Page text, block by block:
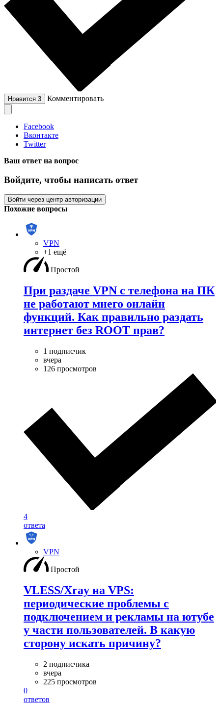
Нравится 3 Комментировать
Facebook
Вконтакте
Twitter
Ваш ответ на вопрос
Войдите, чтобы написать ответ
Войти через центр авторизации
Похожие вопросы
VPN
+1 ещё
Простой
При раздаче VPN с телефона на ПК
не работают мнего онлайн
функций. Как правильно раздать
интернет без ROOT прав?
1 подписчик
вчера
126 просмотров
4
ответа
VPN
Простой
VLESS/Xray на VPS:
периодические проблемы с
подключением и рекламы на ютубе
у части пользователей. В какую
сторону искать причину?
2 подписчика
вчера
225 просмотров
0
ответов